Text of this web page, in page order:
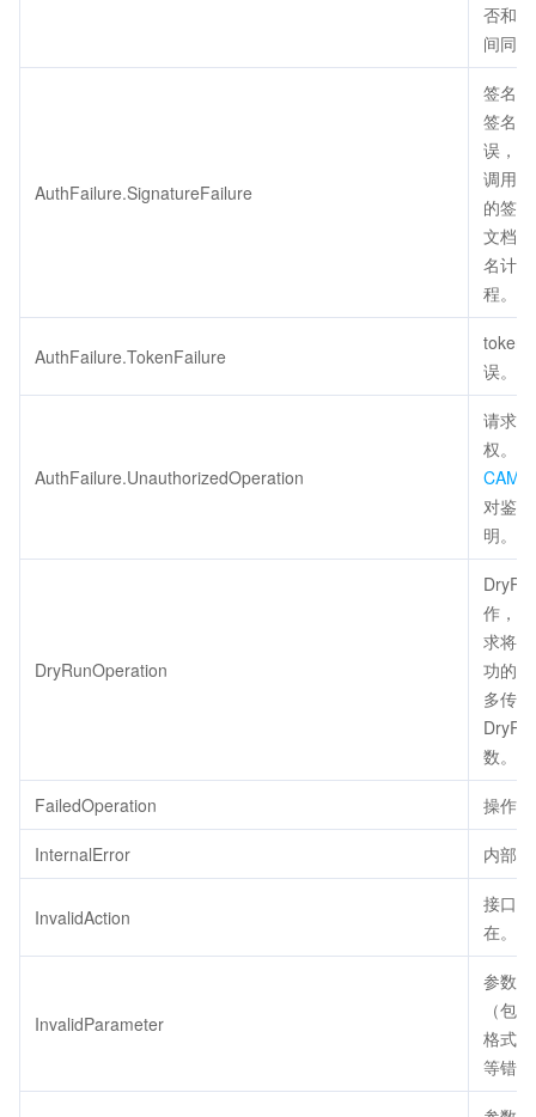
否和
间同
AuthFailure.SignatureFailure
签名
签名
误，
调用
的签
文档
名计
程。
AuthFailure.TokenFailure
token
误。
AuthFailure.UnauthorizedOperation
请求
权。
CAM
对鉴
明。
DryRunOperation
作，
求将
功的
多传了
数。
FailedOperation 操作
InternalError 内部
InvalidAction
接口
在。
InvalidParameter
参数
（包
格式
等错